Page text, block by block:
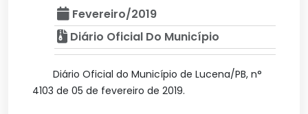
Fevereiro/2019
Diário Oficial Do Município
Diário Oficial do Município de Lucena/PB, n°
4103 de 05 de fevereiro de 2019.